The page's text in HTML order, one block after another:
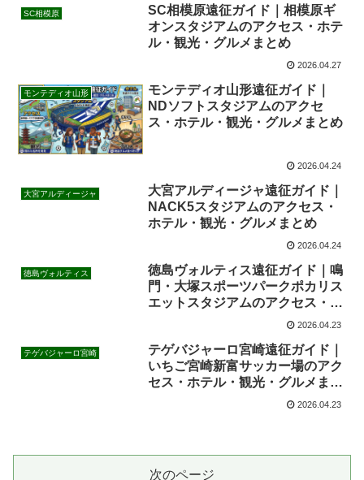
SC相模原
SC相模原遠征ガイド｜相模原ギ
オンスタジアムのアクセス・ホテ
ル・観光・グルメまとめ
2026.04.27
モンテディオ山形
モンテディオ山形遠征ガイド｜
NDソフトスタジアムのアクセ
ス・ホテル・観光・グルメまとめ
2026.04.24
大宮アルディージャ
大宮アルディージャ遠征ガイド｜
NACK5スタジアムのアクセス・
ホテル・観光・グルメまとめ
2026.04.24
徳島ヴォルティス
徳島ヴォルティス遠征ガイド｜鳴
門・大塚スポーツパークポカリス
エットスタジアムのアクセス・ホ
テル・観光・グルメまとめ2026.04.23
テゲバジャーロ宮崎
テゲバジャーロ宮崎遠征ガイド｜
いちご宮崎新富サッカー場のアク
セス・ホテル・観光・グルメまと
2026.04.23
次のページ